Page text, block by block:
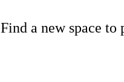
Find a new space